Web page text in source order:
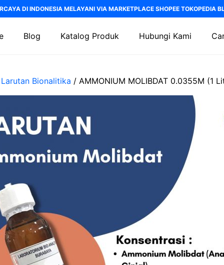
DI INDONESIA MELAYANI VIA MARKETPLACE SHOPEE TOKOPEDIA
Blog Katalog Produk Hubungi Kami
Larutan Bionalitika / AMMONIUM MOLIBDAT 0.0355M (1